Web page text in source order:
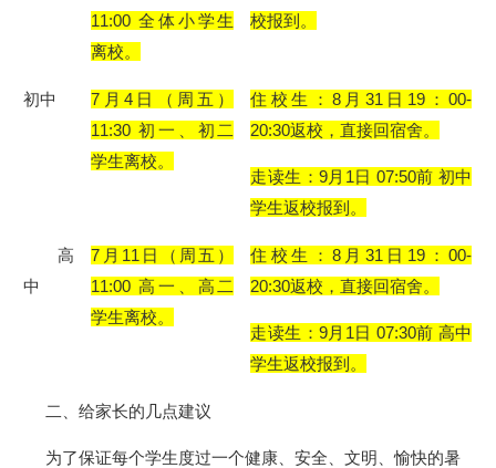
11:00 全体小学生
离校。
校报到 。
初中 7月4 日（周五）
11:30 初一、初二
学生离校。
住校生：8月31日19：00-
20:30返校，直接回宿舍。
走读生： 9月1日 07:50前 初中
学生返校报到。
高
中
7月 11 日（周五）
11:00高一、 高 二
学生离校。
住校生：8月31日19：00-
20:30返校，直接回宿舍。
走读生： 9月1日 07:30前 高中
学生返校报到。
二、给家长的几点建议
为了保证每个学生度过一个健康、安全、文明、愉快的暑